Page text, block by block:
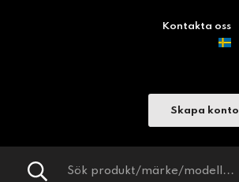
Kontakta oss
Skapa konto